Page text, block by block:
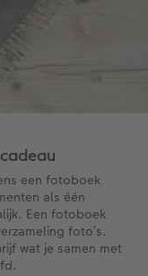
een fotoboek
als één
Een fotoboek
foto’s.
wat je samen met